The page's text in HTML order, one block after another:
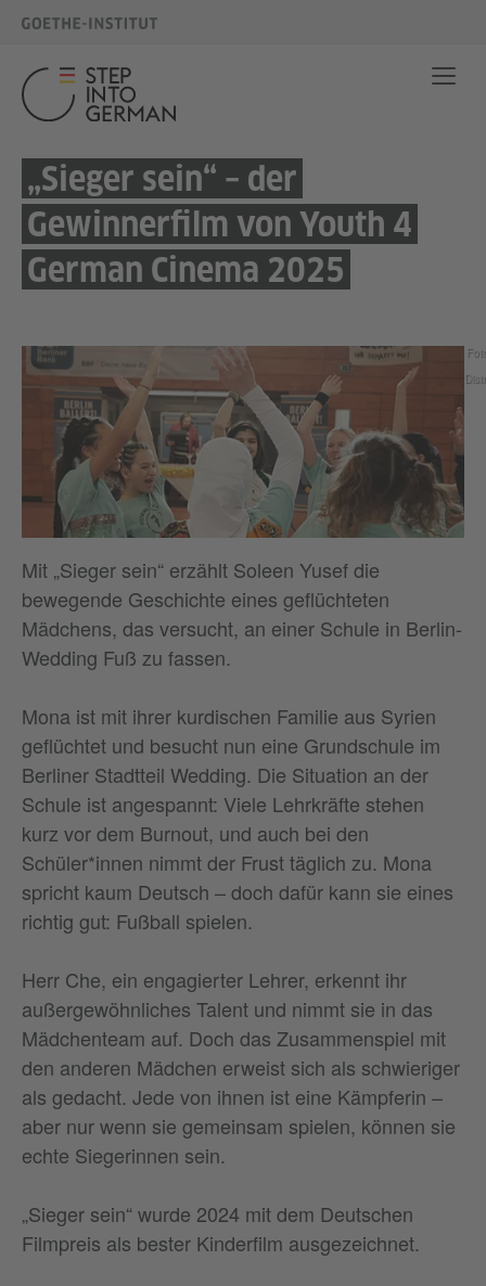
„Sieger sein“ – der
Gewinnerfilm von Youth 4
German Cinema 2025
Mit „Sieger sein“ erzählt Soleen Yusef die
bewegende Geschichte eines geflüchteten
Mädchens, das versucht, an einer Schule in Berlin-
Wedding Fuß zu fassen.
Mona ist mit ihrer kurdischen Familie aus Syrien
geflüchtet und besucht nun eine Grundschule im
Berliner Stadtteil Wedding. Die Situation an der
Schule ist angespannt: Viele Lehrkräfte stehen
kurz vor dem Burnout, und auch bei den
Schüler*innen nimmt der Frust täglich zu. Mona
spricht kaum Deutsch – doch dafür kann sie eines
richtig gut: Fußball spielen.
Herr Che, ein engagierter Lehrer, erkennt ihr
außergewöhnliches Talent und nimmt sie in das
Mädchenteam auf. Doch das Zusammenspiel mit
den anderen Mädchen erweist sich als schwieriger
als gedacht. Jede von ihnen ist eine Kämpferin –
aber nur wenn sie gemeinsam spielen, können sie
echte Siegerinnen sein.
„Sieger sein“ wurde 2024 mit dem Deutschen
Filmpreis als bester Kinderfilm ausgezeichnet.